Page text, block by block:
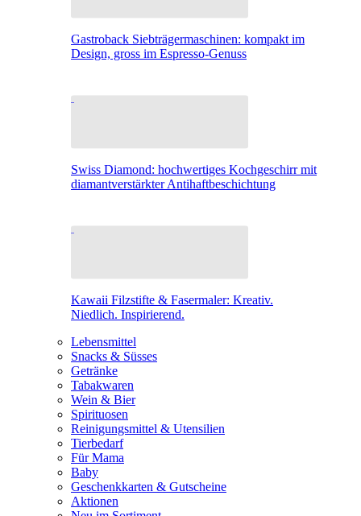
Gastroback Siebträgermaschinen: kompakt im
Design, gross im Espresso-Genuss
Swiss Diamond: hochwertiges Kochgeschirr mit
diamantverstärkter Antihaftbeschichtung
Kawaii Filzstifte & Fasermaler: Kreativ.
Niedlich. Inspirierend.
Lebensmittel
Snacks & Süsses
Getränke
Tabakwaren
Wein & Bier
Spirituosen
Reinigungsmittel & Utensilien
Tierbedarf
Für Mama
Baby
Geschenkkarten & Gutscheine
Aktionen